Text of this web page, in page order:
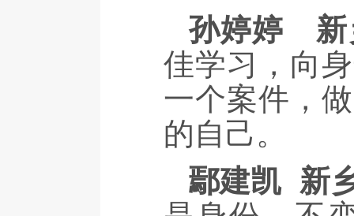
孙婷婷
佳学习，向
一个案件，
的自己。
鄢建凯 新